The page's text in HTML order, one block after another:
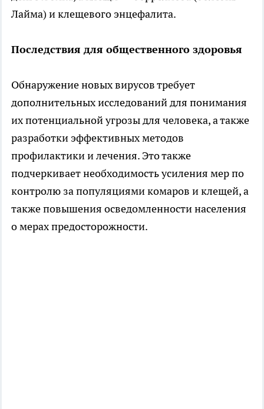
Лайма) и клещевого энцефалита.
Последствия для общественного здоровья
Обнаружение новых вирусов требует
дополнительных исследований для понимания
их потенциальной угрозы для человека, а также
разработки эффективных методов
профилактики и лечения. Это также
подчеркивает необходимость усиления мер по
контролю за популяциями комаров и клещей, а
также повышения осведомленности населения
о мерах предосторожности.